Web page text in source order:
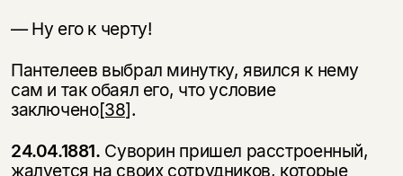
— Ну его к черту!
Пантелеев выбрал минутку, явился к нему
сам и так обаял его, что условие
заключено[38].
24.04.1881. Суворин пришел расстроенный,
жалуется на своих сотрудни­ков, которые